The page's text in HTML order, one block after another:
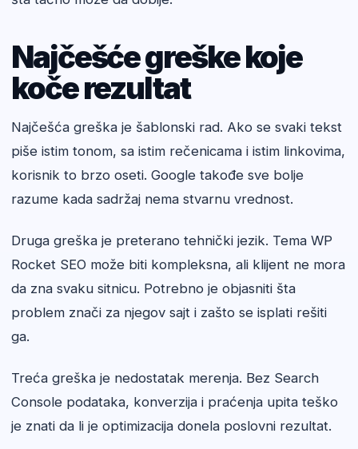
Najčešće greške koje
koče rezultat
Najčešća greška je šablonski rad. Ako se svaki tekst
piše istim tonom, sa istim rečenicama i istim linkovima,
korisnik to brzo oseti. Google takođe sve bolje
razume kada sadržaj nema stvarnu vrednost.
Druga greška je preterano tehnički jezik. Tema WP
Rocket SEO može biti kompleksna, ali klijent ne mora
da zna svaku sitnicu. Potrebno je objasniti šta
problem znači za njegov sajt i zašto se isplati rešiti
ga.
Treća greška je nedostatak merenja. Bez Search
Console podataka, konverzija i praćenja upita teško
je znati da li je optimizacija donela poslovni rezultat.